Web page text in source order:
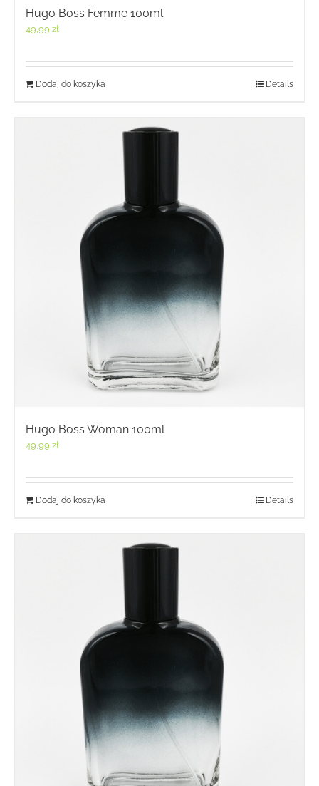
Hugo Boss Femme 100ml
49,99 zł
Dodaj do koszyka Details
Hugo Boss Woman 100ml
49,99 zł
Dodaj do koszyka Details